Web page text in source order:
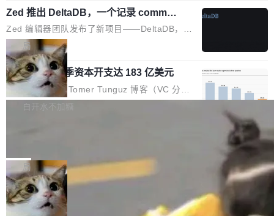
计划的顶峰。 十年前，Ken...
个小型数据库，应用天然按分片构建，单个数据
库的竞争和爆炸半径问题在设计层面就被消除
了。 闲置的 cell 会休眠到几乎不占资源。当 cel
l 迁移或唤醒时，新宿主从 S3 恢复 SQLite 数据
库继续执行。存储库是持久化的唯一真相...
高价的三星折叠（三星Galaxy Z Fold8 Ultra / Z
Fold8 / Z Flip8）外，其余要么是中低端机器，
例如iQOO Z11i、REDMI Note 17、REDMI No
te 17 Pro、OPPO K15，要么是vivo X300 E这
样的次旗舰。 Galaxy Z Fold8 Ultra / Z Fold8 /
Z Flip8三款折叠屏新机均在7月22日发布，且全
部搭载骁龙8 Elite Gen5 for Galaxy，它们本该
Zed 推出 DeltaDB，一个记录 commit
之间所有操作的版本控制系统
Zed 编辑器团队发布了新项目——DeltaDB，一
个在 git commit 之间记录每一次编辑操作的版
本控制系统。目前处于 Early Access 阶段。 De
ltaDB 的核心思路直接写在 landing page 最显
眼的位置：「Software is made between com
mits」——软件是在 commit 之间写出来的。git
是把这段空隙补上。 回退到任何一次编辑：Delt
aDB 捕获 commit 之间的每一次操作，...
局
SpaceXAI 单季资本开支达 183 亿美元
根据风险投资人Tomer Tunguz 博客（VC 分
析）披露的最新分析与第二季度业绩报告，Spac
微软同期总资本开支的四成。 与亚马逊、Alpha
bet、微软以及 Meta 等传统科技巨头相比，Spa
ceXAI的资金消耗速度尤为引人瞩目。然而，支
撑庞大支出的资金来源却呈现出截然不同的面
白开水不加糖
一个在终端里运行的编程 agent；Muse Spark
1.2，驱动这个 agent 的新模型。一句话概括：
你可以用 curl -fsSL https://dev.meta.ai/install.
sh | bash 安装一个能在大项目里自动规划、写
局
美团开源 LoHoSearch，用知识图谱校
准 AI 能力认知
机器出题的前提，是让机器拥有全局视野。整个